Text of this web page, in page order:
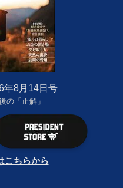
年8月14日号
の「正解」
こちらから